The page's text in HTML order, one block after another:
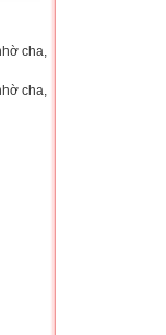
cha,
cha,